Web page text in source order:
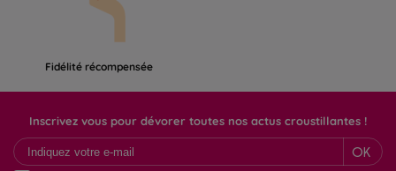
Fidélité récompensée
Inscrivez vous pour dévorer toutes nos actus croustillantes !
OK